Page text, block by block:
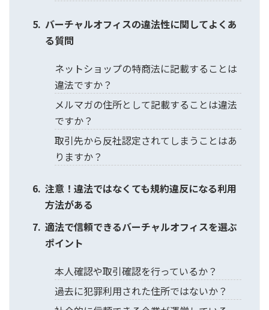
バーチャルオフィスの違法性に関してよくあ
る質問
ネットショップの特商法に記載することは
違法ですか？
メルマガの住所として記載することは違法
ですか？
取引先から反社認定されてしまうことはあ
りますか？
注意！違法ではなくても規約違反になる利用
方法がある
適法で信頼できるバーチャルオフィスを選ぶ
ポイント
本人確認や取引確認を行っているか？
過去に犯罪利用された住所ではないか？